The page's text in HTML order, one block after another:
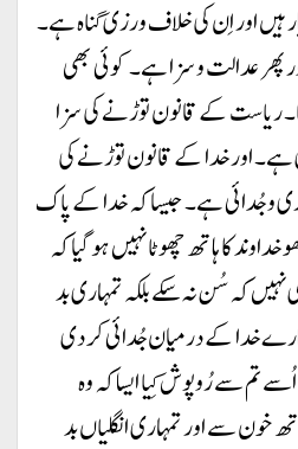
ہیں اور اِن کی خلاف ورزی گناہ ہے۔
پھر عدالت و سزا ہے۔ کوئی بھی
ریاست کے قانون توڑنے کی سزا
اور خدا کے قانون توڑنے کی
و جُدائی ہے۔ جیسا کہ خدا کے پاک
خداوند کا ہاتھ چھوٹا نہیں ہو گیا کہ
نہیں کہ سُن نہ سکے بلکہ تمہاری بد
خدا کے درمیان جُدائی کر دی
تم سے رُوپوش کِیا ایسا کہ وہ
خون سے اور تمہاری انگلیاں بد